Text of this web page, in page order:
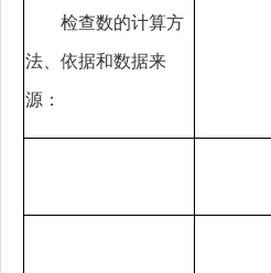
检查数的计算方
法、依据和数据来
源：